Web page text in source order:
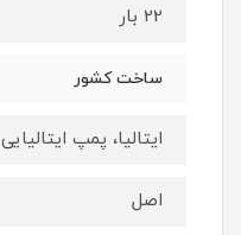
22 بار
ساخت کشور
ایتالیا، پمپ ایتالیایی
اصل